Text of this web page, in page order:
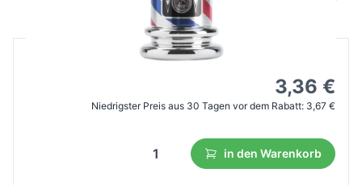
Endverbraucherpreis
3,36 €
Niedrigster Preis aus 30 Tagen vor dem Rabatt: 3,67 €
in den Warenkorb